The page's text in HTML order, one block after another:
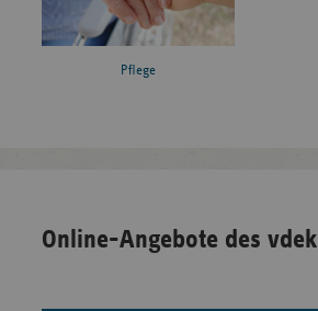
Pflege
Online-Angebote des vdek